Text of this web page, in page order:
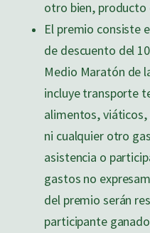
otro bien, producto
El premio consiste
de descuento del
Medio Maratón de
incluye transporte
alimentos, viáticos,
ni cualquier otro
asistencia o
gastos no
del premio serán
participante